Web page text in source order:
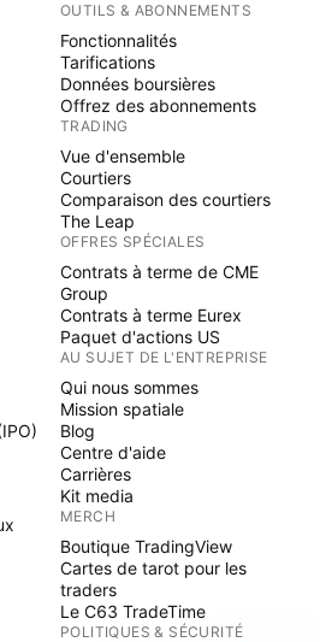
OUTILS & ABONNEMENTS
Fonctionnalités
Tarifications
Données boursières
Offrez des abonnements
TRADING
Vue d'ensemble
Courtiers
Comparaison des courtiers
The Leap
OFFRES SPÉCIALES
Contrats à terme de CME
Group
Contrats à terme Eurex
Paquet d'actions US
AU SUJET DE L'ENTREPRISE
Qui nous sommes
Mission spatiale
Blog
Centre d'aide
Carrières
Kit media
MERCH
Boutique TradingView
Cartes de tarot pour les
traders
Le C63 TradeTime
POLITIQUES & SÉCURITÉ